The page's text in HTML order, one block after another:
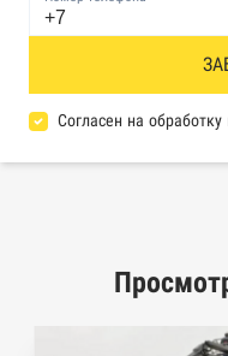
банкротстве
Реестр товарных
Роспатента
ценных бумаг
Росздравнадзор,
Согласен на